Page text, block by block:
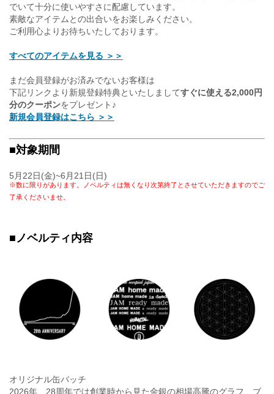
でいて十分に使いやすさに配慮しています。
素敵なアイテムとの出合いをお楽しみください。
ご利用心よりお待ちいたしております。
すべてのアイテムを見る ＞＞
まだ会員登録がお済みでないお客様は
下記リンクより新規登録特典といたしましてすぐに使える2,000円
分のクーポンをプレゼント♪
新規会員登録はこちら ＞＞
■対象期間
5月22日(金)~6月21日(日)
※数に限りがあります。ノベルティは無くなり次第終了とさせていただきますのでご
了承くださいませ。
■ノベルティ内容
オリジナル缶バッチ
2026年、28周年では創業時から見た金銀の相場高騰のグラフ、ブ